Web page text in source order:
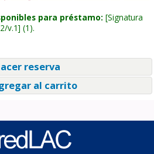
para préstamo: Signatura
v.1 (1).
reserva
al carrito